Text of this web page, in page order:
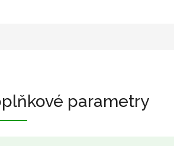
parametry